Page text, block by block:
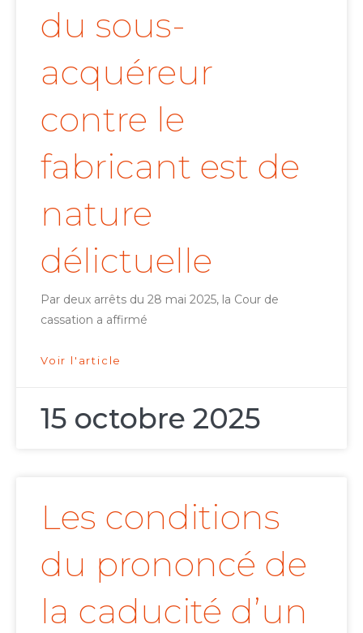
du sous-
acquéreur
contre le
fabricant est de
nature
délictuelle
Par deux arrêts du 28 mai 2025, la Cour de
cassation a affirmé
Voir l'article
15 octobre 2025
Les conditions
du prononcé de
la caducité d’un